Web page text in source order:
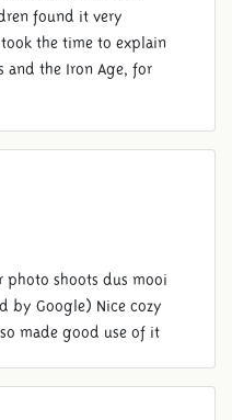
found it very
the time to explain
and the Iron Age, for
photo shoots dus mooi
by Google) Nice cozy
made good use of it